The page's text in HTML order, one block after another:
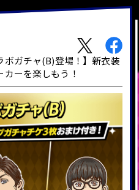
ボガチャ(B)登場！】新衣装
ーを楽しもう！